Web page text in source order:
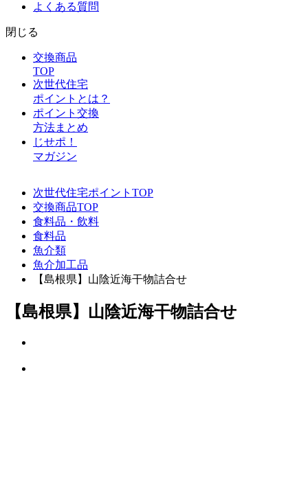
よくある質問
閉じる
交換商品
TOP
次世代住宅
ポイントとは？
ポイント交換
方法まとめ
じせポ！
マガジン
次世代住宅ポイントTOP
交換商品TOP
食料品・飲料
食料品
魚介類
魚介加工品
【島根県】山陰近海干物詰合せ
【島根県】山陰近海干物詰合せ